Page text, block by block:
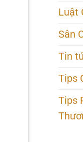
Luật
Sân
Tin
Tips
Tips